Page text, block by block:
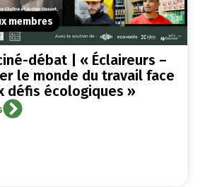
membres
débat | « Éclaireurs –
le monde du travail face
défis écologiques »